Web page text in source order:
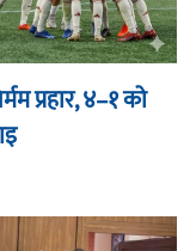
प्रहार, ४–१ को